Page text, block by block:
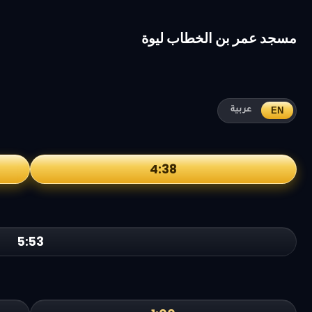
مسجد عمر بن الخطاب ليوة
عربية EN
4:38
5:53